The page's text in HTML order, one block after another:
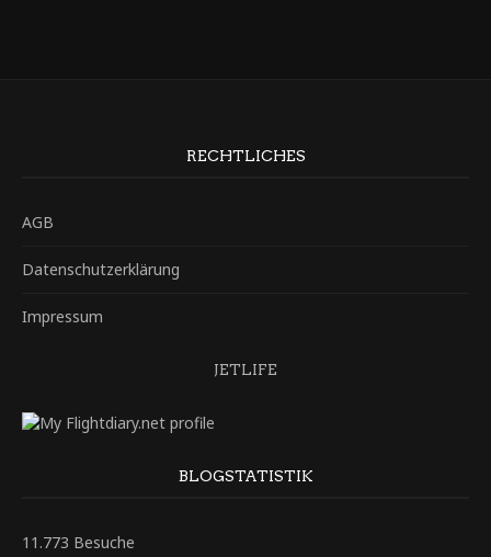
RECHTLICHES
AGB
Datenschutzerklärung
Impressum
JETLIFE
BLOGSTATISTIK
11.773 Besuche